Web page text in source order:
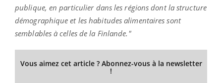
publique, en particulier dans les régions dont la structure
démographique et les habitudes alimentaires sont
semblables à celles de la Finlande."
Vous aimez cet article ? Abonnez-vous à la newsletter
!